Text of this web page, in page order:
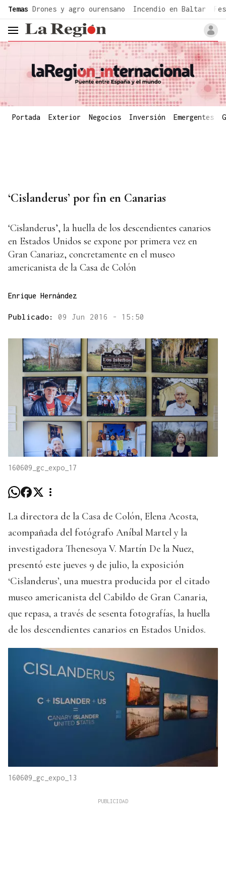
Temas Drones y agro ourensano Incendio en Baltar
header.menu.open
Portada Exterior Negocios Inversión Emergentes
‘Cislanderus’ por fin en Canarias
‘Cislanderus’, la huella de los descendientes canarios
en Estados Unidos se expone por primera vez en
Gran Canariaz, concretamente en el museo
americanista de la Casa de Colón
Enrique Hernández
Publicado: 09 Jun 2016 - 15:50
160609_gc_expo_17
La directora de la Casa de Colón, Elena Acosta,
acompañada del fotógrafo Aníbal Martel y la
investigadora Thenesoya V. Martín De la Nuez,
presentó este jueves 9 de julio, la exposición
‘Cislanderus’, una muestra producida por el citado
museo americanista del Cabildo de Gran Canaria,
que repasa, a través de sesenta fotografías, la huella
de los descendientes canarios en Estados Unidos.
160609_gc_expo_13